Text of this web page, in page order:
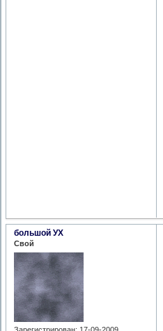
большой УХ
Свой
Зарегистрирован: 17-09-2009